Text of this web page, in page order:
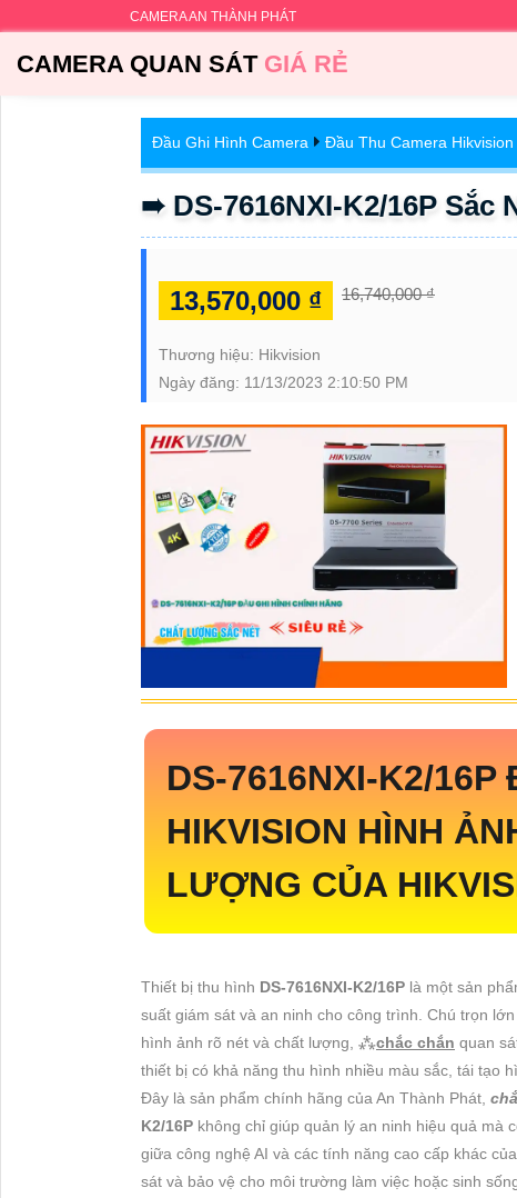
CAMERA AN THÀNH PHÁT
CAMERA QUAN SÁTGIÁ RẺ
Đầu Ghi Hình Camera Đầu Thu Camera Hikvision
➠ DS-7616NXI-K2/16P Sắc
13,570,000 ₫ 16,740,000 ₫
Thương hiệu: Hikvision
Ngày đăng: 11/13/2023 2:10:50 PM
DS-7616NXI-K2/16P
HIKVISION HÌNH
LƯỢNG CỦA
Thiết bị thu hình DS-7616NXI-K2/16P là một sản
suất giám sát và an ninh cho công trình. Chú trọn
hình ảnh rõ nét và chất lượng, ⁂chắc chắn quan
thiết bị có khả năng thu hình nhiều màu sắc, tái tạo
Đây là sản phẩm chính hãng của An Thành Phát,
K2/16P không chỉ giúp quản lý an ninh hiệu quả mà
giữa công nghệ AI và các tính năng cao cấp khác
sát và bảo vệ cho môi trường làm việc hoặc sinh